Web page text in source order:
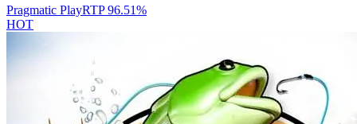
Pragmatic PlayRTP96.51%
HOT